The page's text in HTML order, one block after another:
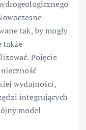
tak, by mogły
także
Pojęcie
wydajności,
integrujących
model